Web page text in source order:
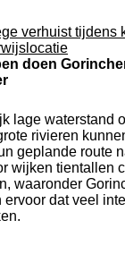
verhuist tijdens
doen
lage waterstand
rivieren
geplande route
wijken tientallen
waaronder
ervoor dat veel